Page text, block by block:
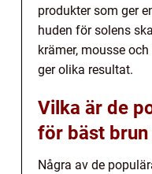
produkter som ger
huden för solens
krämer, mousse
ger olika resultat.
Vilka är de
för bäst brun
Några av de